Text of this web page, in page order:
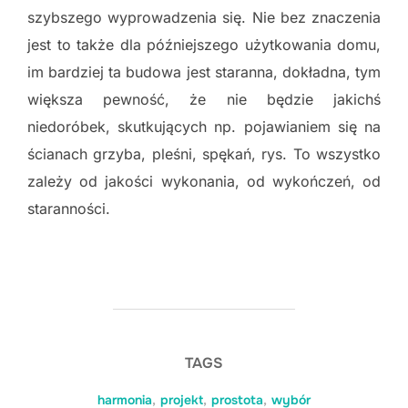
szybszego wyprowadzenia się. Nie bez znaczenia
jest to także dla późniejszego użytkowania domu,
im bardziej ta budowa jest staranna, dokładna, tym
większa pewność, że nie będzie jakichś
niedoróbek, skutkujących np. pojawianiem się na
ścianach grzyba, pleśni, spękań, rys. To wszystko
zależy od jakości wykonania, od wykończeń, od
staranności.
TAGS
harmonia, projekt, prostota, wybór